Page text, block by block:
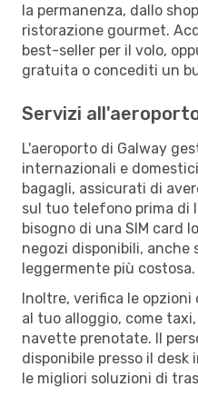
la permanenza, dallo
ristorazione gourmet.
best-seller per il volo,
gratuita o concediti un
Servizi
L'aeroporto di Galway
internazionali e
bagagli, assicurati di
sul tuo telefono prima di
bisogno di una SIM card
negozi disponibili, anche
leggermente più costosa.
Inoltre, verifica le
al tuo alloggio, come
navette prenotate. Il
disponibile presso il
le migliori soluzioni di